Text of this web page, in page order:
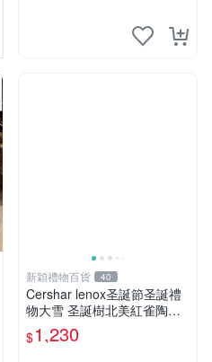
新穎禮物百貨 40
Cershar lenox圣誕節圣誕禮
物大雪 圣誕樹北美紅雀陶瓷
餅干罐擺件
$1,230